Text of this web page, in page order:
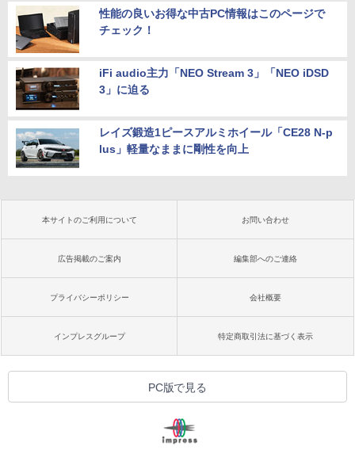
性能の良いお得な中古PC情報はこのページで
チェック！
iFi audio主力「NEO Stream 3」「NEO iDSD
3」に迫る
レイズ鍛造1ピースアルミホイール「CE28 N-p
lus」軽量なままに剛性を向上
本サイトのご利用について お問い合わせ
広告掲載のご案内 編集部へのご連絡
プライバシーポリシー 会社概要
インプレスグループ 特定商取引法に基づく表示
PC版で見る